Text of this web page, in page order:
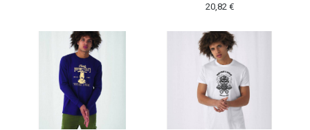
20,82 €